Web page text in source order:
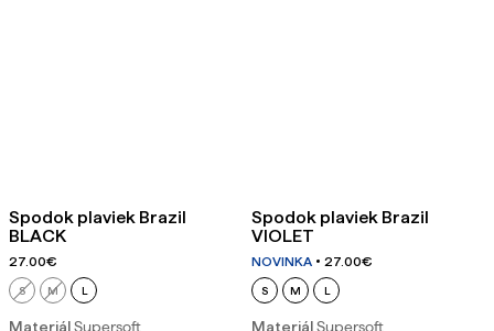
Spodok plaviek Brazil
BLACK
27.00€
S M L
MateriálSupersoft
Spodok plaviek Brazil
VIOLET
NOVINKA 27.00€
S M L
MateriálSupersoft